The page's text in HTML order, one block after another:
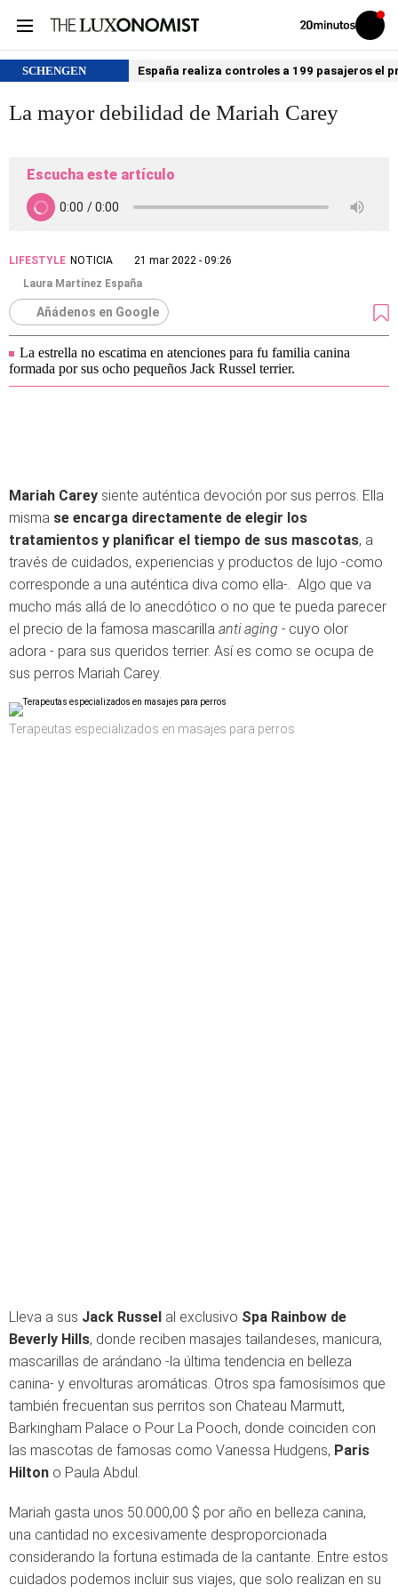
Volver
Iniciar
sesión
SCHENGEN España realiza controles a 199 pasajeros el
La mayor debilidad de Mariah Carey
Escucha este artículo
LIFESTYLE NOTICIA
21 mar 2022 - 09:26
Laura Martínez España
Añádenos en Google
La estrella no escatima en atenciones para fu familia canina
formada por sus ocho pequeños Jack Russel terrier.
Mariah Carey siente auténtica devoción por sus perros. Ella
misma se encarga directamente de elegir los
tratamientos y planificar el tiempo de sus mascotas, a
través de cuidados, experiencias y productos de lujo -como
corresponde a una auténtica diva como ella-. Algo que va
mucho más allá de lo anecdótico o no que te pueda parecer
el precio de la famosa mascarilla anti aging - cuyo olor
adora - para sus queridos terrier. Así es como se ocupa de
sus perros Mariah Carey.
Terapeutas especializados en masajes para perros
Lleva a sus Jack Russel al exclusivo Spa Rainbow de
Beverly Hills, donde reciben masajes tailandeses, manicura,
mascarillas de arándano -la última tendencia en belleza
canina- y envolturas aromáticas. Otros spa famosísimos que
también frecuentan sus perritos son Chateau Marmutt,
Barkingham Palace o Pour La Pooch, donde coinciden con
las mascotas de famosas como Vanessa Hudgens, Paris
Hilton o Paula Abdul.
Mariah gasta unos 50.000,00 $ por año en belleza canina,
una cantidad no excesivamente desproporcionada
considerando la fortuna estimada de la cantante. Entre estos
cuidados podemos incluir sus viajes, que solo realizan en su